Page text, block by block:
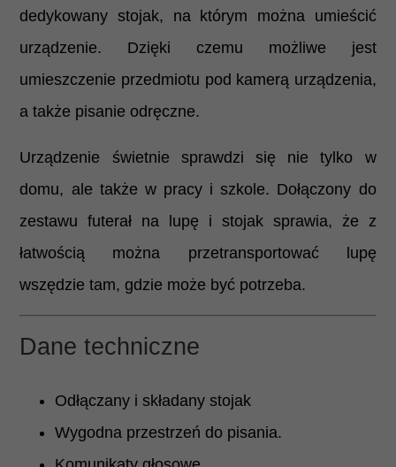
dedykowany stojak, na którym można umieścić
urządzenie. Dzięki czemu możliwe jest
umieszczenie przedmiotu pod kamerą urządzenia,
a także pisanie odręczne.
Urządzenie świetnie sprawdzi się nie tylko w
domu, ale także w pracy i szkole. Dołączony do
zestawu futerał na lupę i stojak sprawia, że z
łatwością można przetransportować lupę
wszędzie tam, gdzie może być potrzeba.
Dane techniczne
Odłączany i składany stojak
Wygodna przestrzeń do pisania.